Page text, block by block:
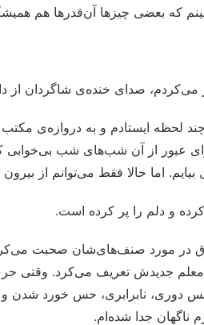
که بعضی چیزها آن‌قدرها هم
می‌کردم، صدای خنده‌ی شاگردان
لحظه ایستادم و به دروازه‌ی مکتب
عبور از آن شب‌های شب
اما حالا فقط می‌توانم از بیرون
و دلم را پر کرده است.
شوق در مورد صنف‌های‌شان صحبت
معلم جدیدش تعریف می‌کرد.
دوری، نابرابری، حس خورد شدن
ناگهان جدا شده‌ام.